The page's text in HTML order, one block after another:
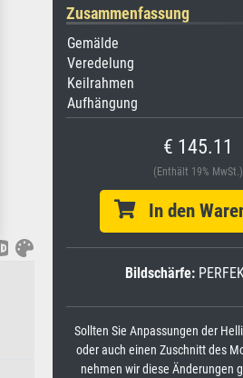
Zusammenfassung
Gemälde
Veredelung
Keilrahmen
Aufhängung
€ 145.11
(Enthält 19% MwSt.)
In den
Bildschärfe:
Sollten Sie Anpassungen der
oder auch einen Zuschnitt des
nehmen wir diese Änderungen